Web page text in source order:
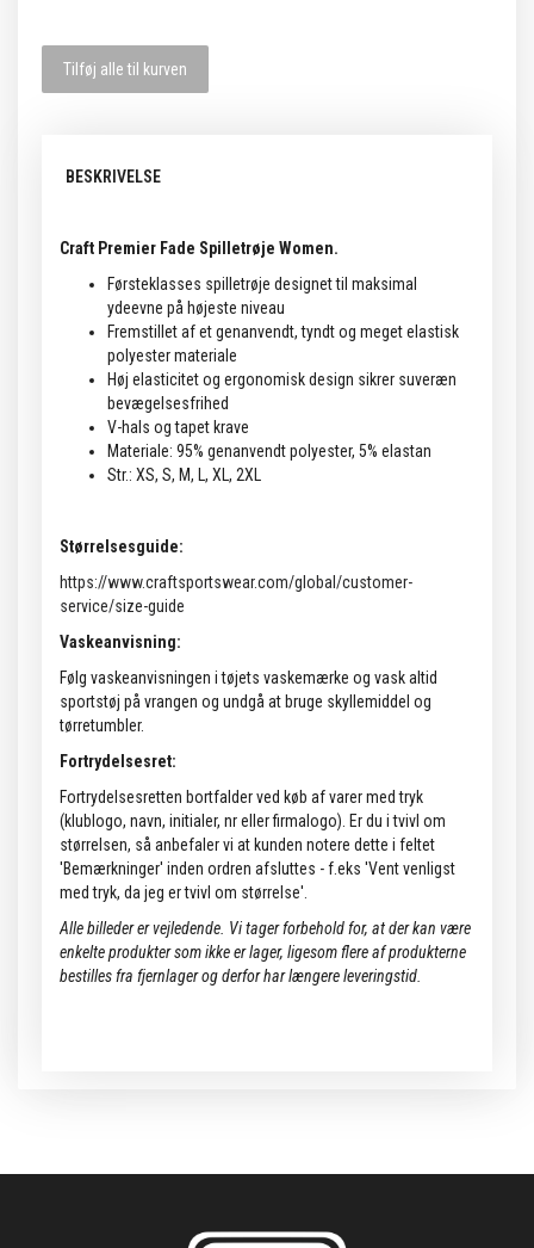
Tilføj alle til kurven
BESKRIVELSE
Craft Premier Fade Spilletrøje Women.
Førsteklasses spilletrøje designet til maksimal
ydeevne på højeste niveau
Fremstillet af et genanvendt, tyndt og meget elastisk
polyester materiale
Høj elasticitet og ergonomisk design sikrer suveræn
bevægelsesfrihed
V-hals og tapet krave
Materiale: 95% genanvendt polyester, 5% elastan
Str.: XS, S, M, L, XL, 2XL
Størrelsesguide:
https://www.craftsportswear.com/global/customer-
service/size-guide
Vaskeanvisning:
Følg vaskeanvisningen i tøjets vaskemærke og vask altid
sportstøj på vrangen og undgå at bruge skyllemiddel og
tørretumbler.
Fortrydelsesret:
Fortrydelsesretten bortfalder ved køb af varer med tryk
(klublogo, navn, initialer, nr eller firmalogo). Er du i tvivl om
størrelsen, så anbefaler vi at kunden notere dette i feltet
'Bemærkninger' inden ordren afsluttes - f.eks 'Vent venligst
med tryk, da jeg er tvivl om størrelse'.
Alle billeder er vejledende. Vi tager forbehold for, at der kan være
enkelte produkter som ikke er lager, ligesom flere af produkterne
bestilles fra fjernlager og derfor har længere leveringstid.